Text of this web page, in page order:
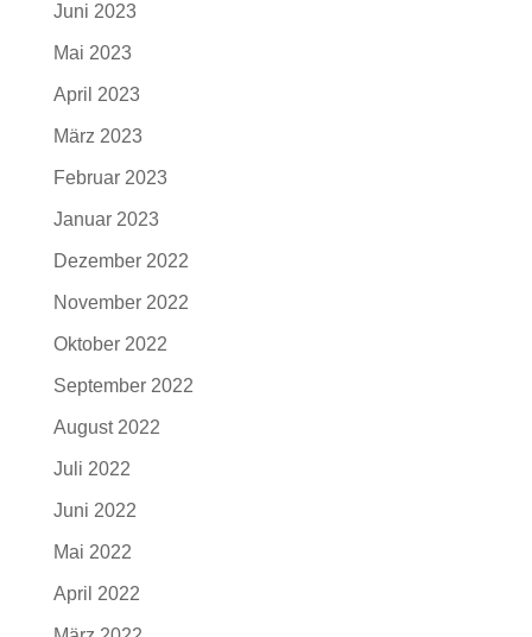
Juni 2023
Mai 2023
April 2023
März 2023
Februar 2023
Januar 2023
Dezember 2022
November 2022
Oktober 2022
September 2022
August 2022
Juli 2022
Juni 2022
Mai 2022
April 2022